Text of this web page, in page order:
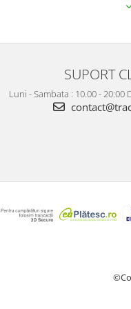
SUPORT
Luni - Sambata : 10.00 - 20:00